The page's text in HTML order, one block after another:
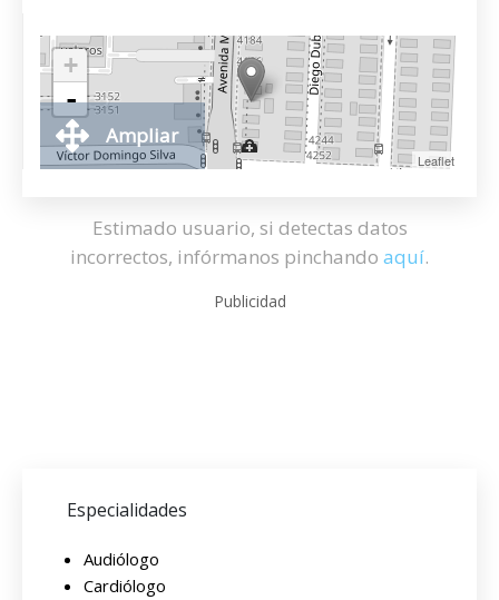
+
-
Leaflet
Ampliar
Estimado usuario, si detectas datos
incorrectos, infórmanos pinchando aquí.
Publicidad
Especialidades
Audiólogo
Cardiólogo